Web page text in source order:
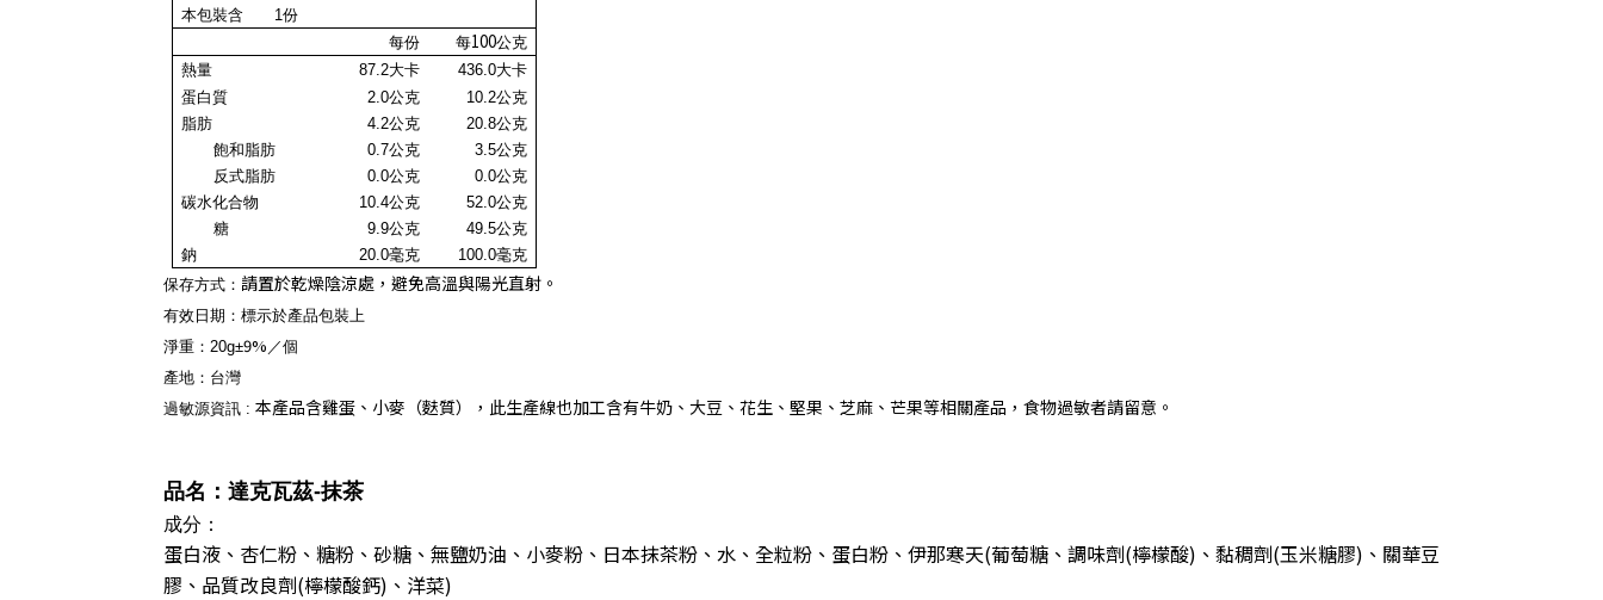
本包裝含
1份
每份
每100公克
熱量
87.2大卡
436.0大卡
蛋白質
2.0公克
10.2公克
脂肪
4.2公克
20.8公克
飽和脂肪
0.7公克 3.5公克
反式脂肪
0.0公克 0.0公克
碳水化合物
10.4公克 52.0公克
糖
9.9公克 49.5公克
鈉
20.0毫克 100.0毫克
保存方式： 請置於乾燥陰涼處，避免高溫與陽光直射。
有效日期：標示於產品包裝上
淨重：20g±9% ／個
產地 ： 台灣
過敏源資訊 : 本產品含雞蛋、小麥（麩質），此生產線也加工含有牛奶、大豆、花生、堅果、芝麻、芒果等相關產品，食物過敏者請留意。
品名：達克瓦茲-抹茶
成分：
蛋白液、杏仁粉、糖粉、砂糖、無鹽奶油、小麥粉、日本抹茶粉、水、全粒粉、蛋白粉、伊那寒天(葡萄糖、調味劑(檸檬酸)、黏稠劑(玉米糖膠)、關華豆
膠、品質改良劑(檸檬酸鈣)、洋菜)